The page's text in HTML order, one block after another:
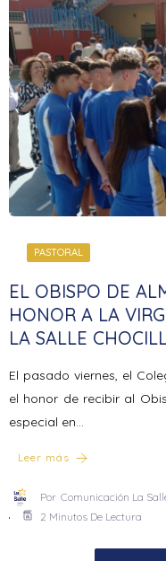
PASTORAL
EL OBISPO DE
HONOR A LA
LA SALLE
El pasado viernes, el
el honor de recibir al
especial en…
Leer más
Por Comunicación La
2 Minutos De Lectura